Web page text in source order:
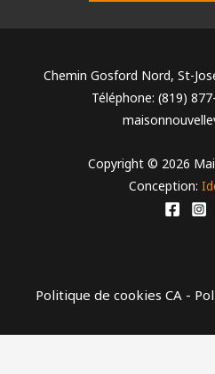
Chemin Gosford Nord, St-
Téléphone: (819)
Copyright © 2026
Conception:
Politique de cookies CA -